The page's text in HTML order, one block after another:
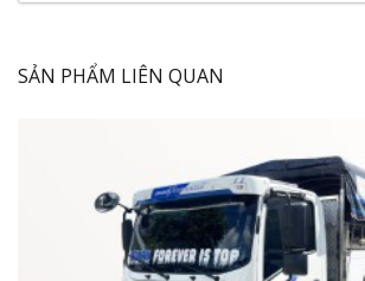
Hệ thống phanh
Ngoại Thất
SẢN PHẨM LIÊN QUAN